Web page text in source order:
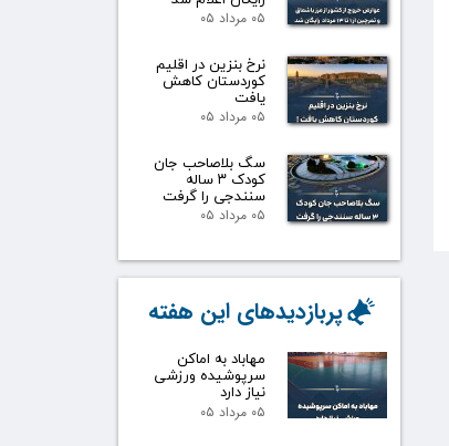
۰۵ مرداد ۰۵
نرخ بنزین در اقلیم
کوردستان کاهش
یافت
۰۵ مرداد ۰۵
سگ بلاصاحب جان
کودک ۳ ساله
سنندجی را گرفت
۰۵ مرداد ۰۵
مهاباد به اماکن
سرپوشیده ورزشی
نیاز دارد
۰۵ مرداد ۰۵
پربازدیدهای این هفته